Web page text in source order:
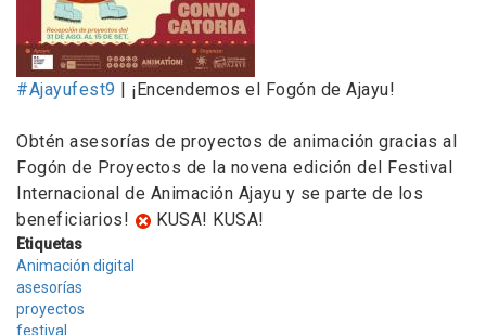
#Ajayufest9 | ¡Encendemos el Fogón de Ajayu!
Obtén asesorías de proyectos de animación gracias al
Fogón de Proyectos de la novena edición del Festival
Internacional de Animación Ajayu y se parte de los
beneficiarios!
KUSA! KUSA!
Etiquetas
Animación digital
asesorías
proyectos
festival